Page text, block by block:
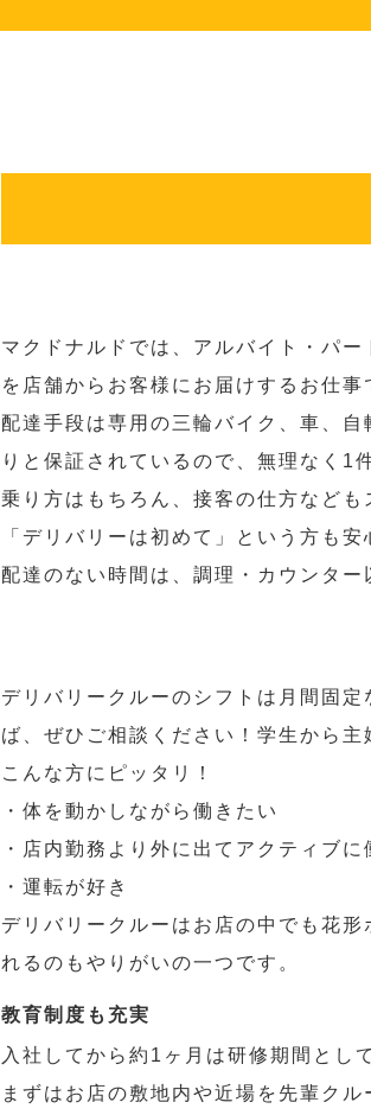
マクドナルドでは、アルバイト・パ
を店舗からお客様にお届けするお仕事
配達手段は専用の三輪バイク、車、
りと保証されているので、無理なく1
乗り方はもちろん、接客の仕方など
「デリバリーは初めて」という方も安
配達のない時間は、調理・カウンタ
デリバリークルーのシフトは月間固
ば、ぜひご相談ください！学生から
こんな方にピッタリ！
・体を動かしながら働きたい
・店内勤務より外に出てアクティブに
・運転が好き
デリバリークルーはお店の中でも花
れるのもやりがいの一つです。
教育制度も充実
入社してから約1ヶ月は研修期間とし
まずはお店の敷地内や近場を先輩ク